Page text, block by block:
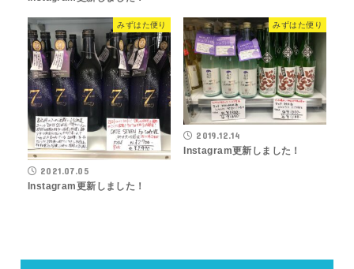
みずはた便り
2021.07.05
Instagram更新しました！
みずはた便り
2019.12.14
Instagram更新しました！